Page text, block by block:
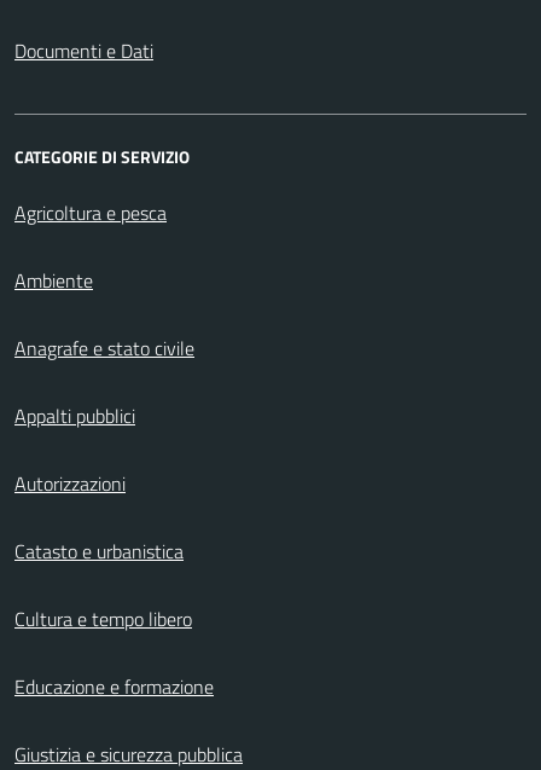
Documenti e Dati
CATEGORIE DI SERVIZIO
Agricoltura e pesca
Ambiente
Anagrafe e stato civile
Appalti pubblici
Autorizzazioni
Catasto e urbanistica
Cultura e tempo libero
Educazione e formazione
Giustizia e sicurezza pubblica